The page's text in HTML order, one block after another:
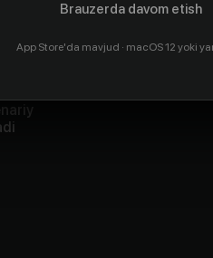
Brauzerda davom etish
App Store'da mavjud · macOS 12 yoki